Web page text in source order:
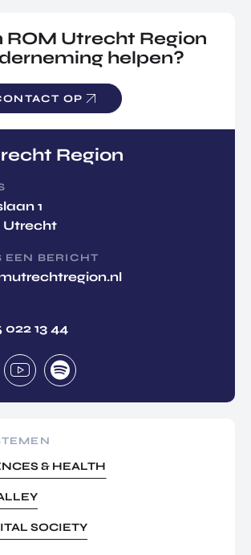
ROM Utrecht Region
helpen?
OP
Region
1
Utrecht
EEN BERICHT
022 13 44
& HEALTH
SOCIETY